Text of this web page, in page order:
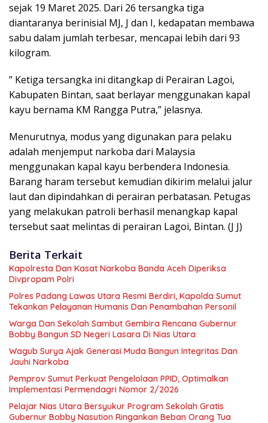
sejak 19 Maret 2025. Dari 26 tersangka tiga
diantaranya berinisial MJ, J dan I, kedapatan membawa
sabu dalam jumlah terbesar, mencapai lebih dari 93
kilogram.
” Ketiga tersangka ini ditangkap di Perairan Lagoi,
Kabupaten Bintan, saat berlayar menggunakan kapal
kayu bernama KM Rangga Putra,” jelasnya.
Menurutnya, modus yang digunakan para pelaku
adalah menjemput narkoba dari Malaysia
menggunakan kapal kayu berbendera Indonesia.
Barang haram tersebut kemudian dikirim melalui jalur
laut dan dipindahkan di perairan perbatasan. Petugas
yang melakukan patroli berhasil menangkap kapal
tersebut saat melintas di perairan Lagoi, Bintan. (J J)
Berita Terkait
Kapolresta Dan Kasat Narkoba Banda Aceh Diperiksa
Divpropam Polri
Polres Padang Lawas Utara Resmi Berdiri, Kapolda Sumut
Tekankan Pelayanan Humanis Dan Penambahan Personil
Warga Dan Sekolah Sambut Gembira Rencana Gubernur
Bobby Bangun SD Negeri Lasara Di Nias Utara
Wagub Surya Ajak Generasi Muda Bangun Integritas Dan
Jauhi Narkoba
Pemprov Sumut Perkuat Pengelolaan PPID, Optimalkan
Implementasi Permendagri Nomor 2/2026
Pelajar Nias Utara Bersyukur Program Sekolah Gratis
Gubernur Bobby Nasution Ringankan Beban Orang Tua